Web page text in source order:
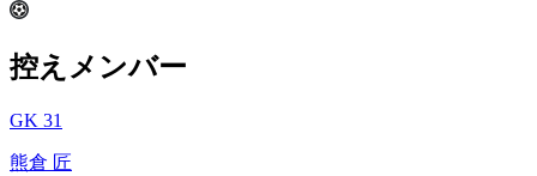
控えメンバー
GK 31
熊倉 匠